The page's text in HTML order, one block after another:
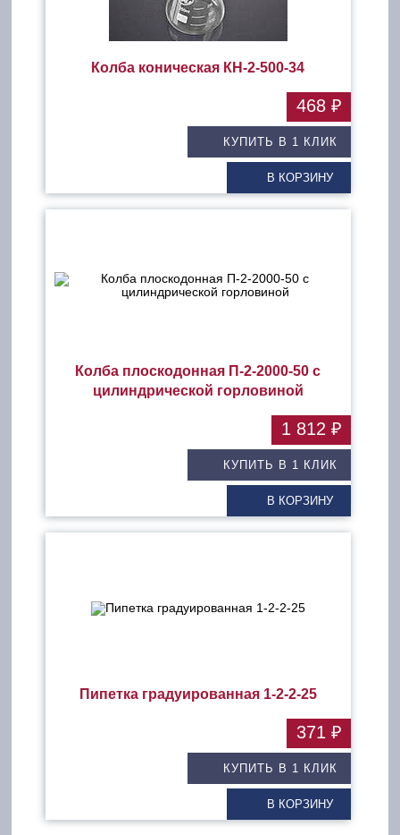
Колба коническая КН-2-500-34
КУПИТЬ В 1 КЛИК
В КОРЗИНУ
468 ₽
Колба плоскодонная П-2-2000-50 с
цилиндрической горловиной
КУПИТЬ В 1 КЛИК
В КОРЗИНУ
1 812 ₽
Пипетка градуированная 1-2-2-25
КУПИТЬ В 1 КЛИК
В КОРЗИНУ
371 ₽